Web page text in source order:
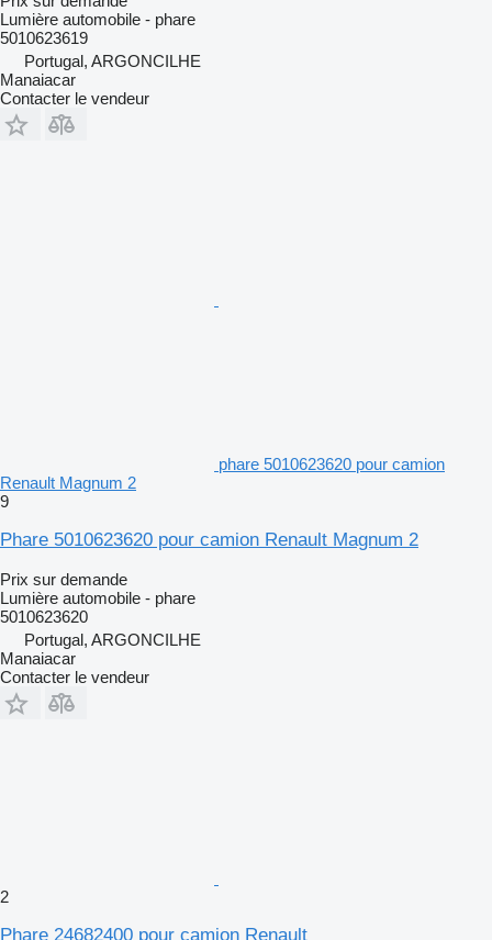
Lumière automobile - phare
5010623619
Portugal, ARGONCILHE
Manaiacar
Contacter le vendeur
phare 5010623620 pour camion
Renault Magnum 2
9
Phare 5010623620 pour camion Renault Magnum 2
Prix sur demande
Lumière automobile - phare
5010623620
Portugal, ARGONCILHE
Manaiacar
Contacter le vendeur
2
Phare 24682400 pour camion Renault